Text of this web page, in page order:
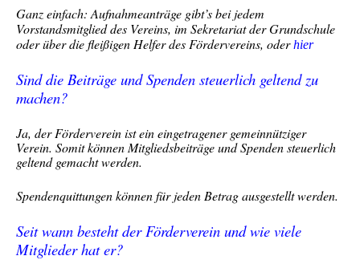
Ganz einfach: Aufnahmeanträge gibt’s bei jedem
Vorstandsmitglied des Vereins, im Sekretariat der Grundschule
oder über die fleißigen Helfer des Fördervereins, oderhier
Sind die Beiträge und Spenden steuerlich geltend zu
machen?
Ja, der Förderverein ist ein eingetragener gemeinnütziger
Verein. Somit können Mitgliedsbeiträge und Spenden steuerlich
geltend gemacht werden.
Spendenquittungen können für jeden Betrag ausgestellt werden.
Seit wann besteht der Förderverein und wie viele
Mitglieder hat er?